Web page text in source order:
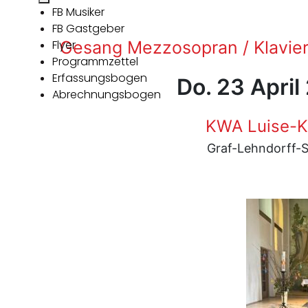
FB Musiker
FB Gastgeber
Flyer
Programmzettel
Erfassungsbogen
Abrechnungsbogen
Gesang Mezzosopran /
Do. 23 April
KWA Luise-
Graf-Lehndorff-